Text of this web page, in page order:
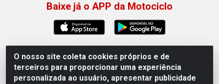
O nosso site coleta cookies próprios e de
terceiros para proporcionar uma experiência
personalizada ao usuário, apresentar publicidade
Baixe já o APP da Motociclo
Motociclo - Rua Francisco Sousa dos Santos, 731 -
Jardim Limoeiro, Serra/ES - CEP 29.164-153 - CNPJ